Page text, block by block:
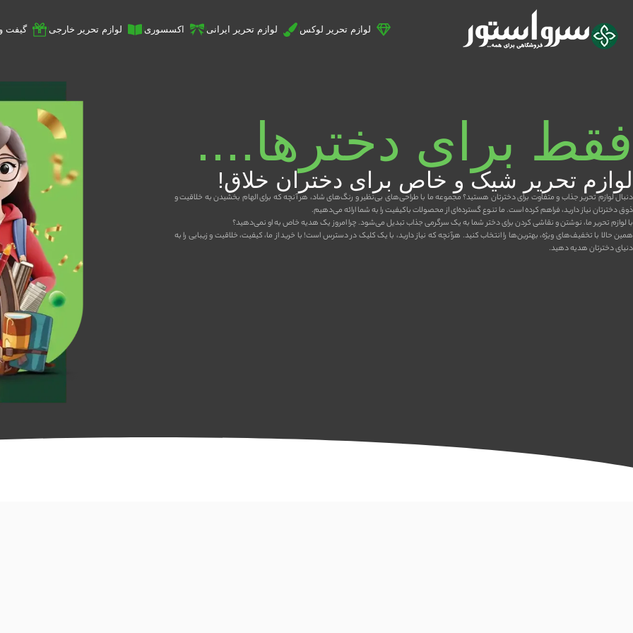
لوازم تحریر لوکس لوازم تحریر ایرانی اکسسوری لوازم تحریر خارجی گیفت
فقط برای دخترها....
لوازم تحریر شیک و خاص برای دختران خلاق!
دنبال لوازم تحریر جذاب و متفاوت برای دخترتان هستید؟ مجموعه ما با طراحی‌های بی‌نظیر و رنگ‌های شاد، هر آنچه که برای الهام بخشیدن به خلاقیت و
ذوق دخترتان نیاز دارید، فراهم کرده است. ما تنوع گسترده‌ای از محصولات باکیفیت را به شما ارائه می‌دهیم.
با لوازم تحریر ما، نوشتن و نقاشی کردن برای دختر شما به یک سرگرمی جذاب تبدیل می‌شود. چرا امروز یک هدیه خاص به او نمی‌دهید؟
همین حالا با تخفیف‌های ویژه، بهترین‌ها را انتخاب کنید. هرآنچه که نیاز دارید، با یک کلیک در دسترس است! با خرید از ما، کیفیت، خلاقیت و زیبایی را به
دنیای دخترتان هدیه دهید.